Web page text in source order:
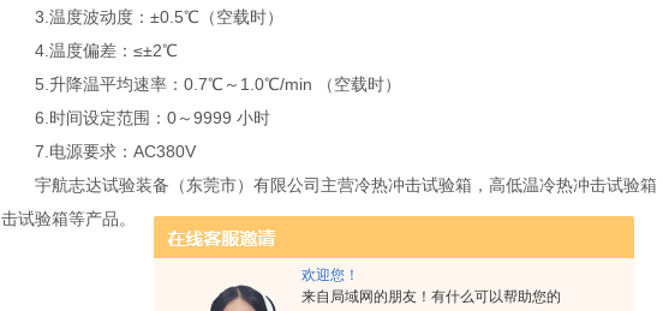
欢迎您！
来自局域网的朋友！有什么可以帮助您的
3.温度波动度：±0.5℃（空载时）
4.温度偏差：≤±2℃
5.升降温平均速率：0.7℃～1.0℃/min （空载时）
6.时间设定范围：0～9999 小时
7.电源要求：AC380V
宇航志达试验装备（东莞市）有限公司主营冷热冲击试验箱，高低温冷热冲击试验箱
击试验箱等产品。